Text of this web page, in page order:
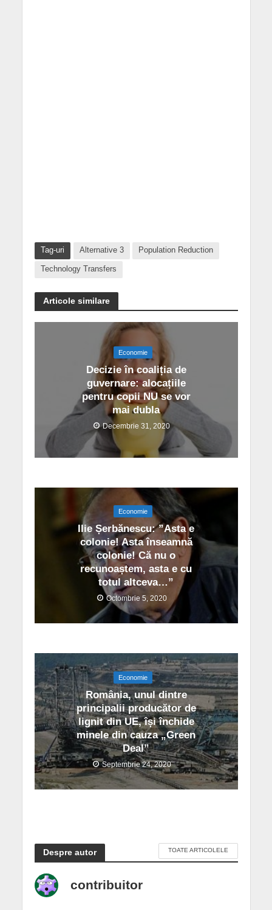
Tag-uri Alternative 3 Population Reduction
Technology Transfers
Articole similare
Economie
Decizie în coaliția de
guvernare: alocațiile
pentru copii NU se vor
mai dubla
Decembrie 31, 2020
Economie
Ilie Șerbănescu: ”Asta e
colonie! Asta înseamnă
colonie! Că nu o
recunoaștem, asta e cu
totul altceva…”
Octombrie 5, 2020
Economie
România, unul dintre
principalii producător de
lignit din UE, își închide
minele din cauza „Green
Deal”
Septembrie 24, 2020
Despre autor TOATE ARTICOLELE
contribuitor